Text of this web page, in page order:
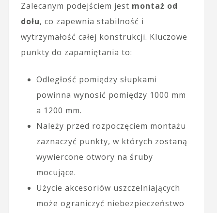
Zalecanym podejściem jest montaż od
dołu, co zapewnia stabilność i
wytrzymałość całej konstrukcji. Kluczowe
punkty do zapamiętania to:
Odległość pomiędzy słupkami
powinna wynosić pomiędzy 1000 mm
a 1200 mm.
Należy przed rozpoczęciem montażu
zaznaczyć punkty, w których zostaną
wywiercone otwory na śruby
mocujące.
Użycie akcesoriów uszczelniających
może ograniczyć niebezpieczeństwo